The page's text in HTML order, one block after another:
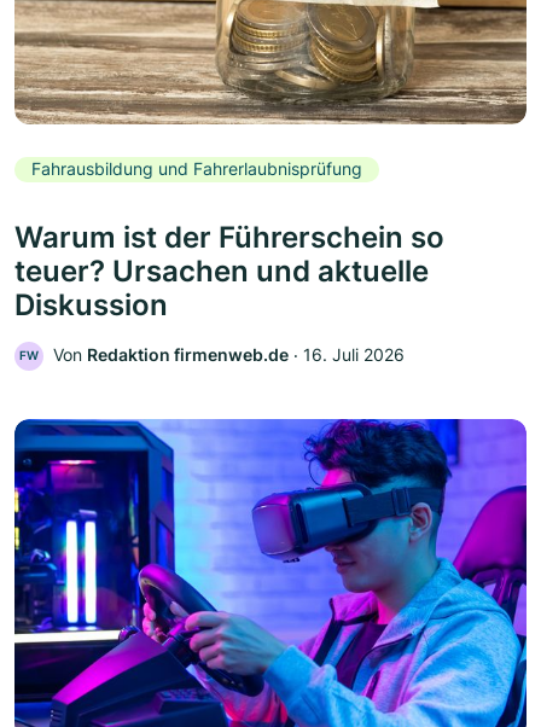
Fahrausbildung und Fahrerlaubnisprüfung
Warum ist der Führerschein so
teuer? Ursachen und aktuelle
Diskussion
FW Von Redaktion firmenweb.de ‧ 16. Juli 2026